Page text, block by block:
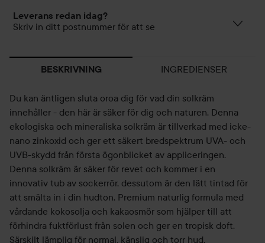
Leverans redan idag?
Skriv in ditt postnummer för att se
BESKRIVNING INGREDIENSER
Du kan äntligen sluta oroa dig för vad din solkräm
innehåller - den här är säker för dig och naturen. Denna
ekologiska och mineraliska solkräm är tillverkad med icke-
nano zinkoxid och ger ett säkert bredspektrum UVA- och
UVB-skydd från första ögonblicket av appliceringen.
Denna solkräm är säker för revet och kommer i en
innovativ tub av sockerrör, dessutom är den lätt tintad för
att smälta in i din hudton. Premium naturlig formula med
vårdande kokosolja och kakaosmör som hjälper till att
förhindra fuktförlust från solen och ger en tropisk doft.
Särskilt lämplig för normal, känslig och torr hud.